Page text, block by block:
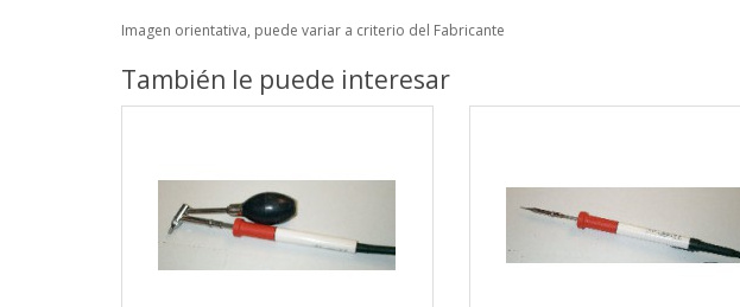
Imagen orientativa, puede variar a criterio del Fabricante
También le puede interesar